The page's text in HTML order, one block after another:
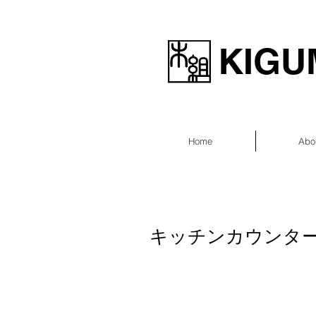
Home
キッチンカウンタ